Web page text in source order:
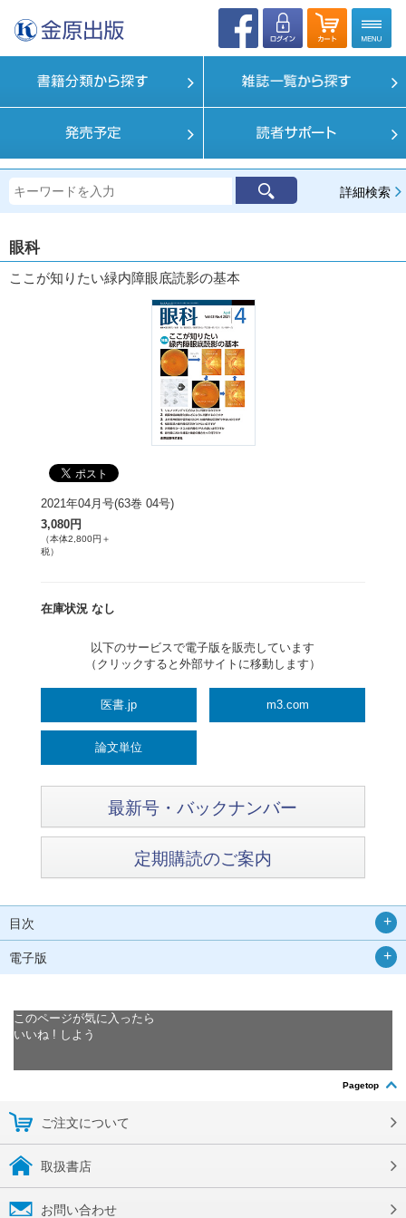
詳細検索
眼科
ここが知りたい緑内障眼底読影の基本
2021年04月号(63巻 04号)
3,080円
（本体2,800円＋
税）
在庫状況 なし
以下のサービスで電子版を販売しています
（クリックすると外部サイトに移動します）
医書.jp m3.com
論文単位
最新号・バックナンバー
定期購読のご案内
目次
電子版
このページが気に入ったら
いいね ! しよう
Pagetop
ご注文について
取扱書店
お問い合わせ